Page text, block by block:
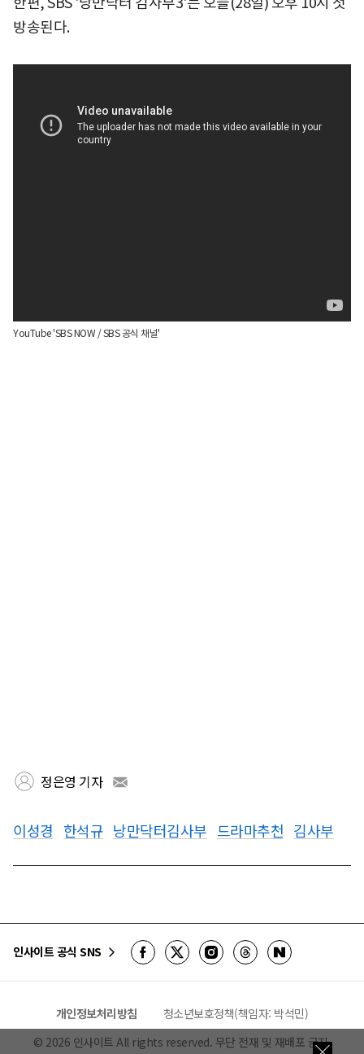
방송된다.
YouTube 'SBS NOW / SBS 공식 채널'
정은영 기자
이성경 한석규 낭만닥터김사부 드라마추천 김사부
인사이트 공식 SNS
개인정보처리방침
청소년보호정책(책임자: 박석민)
© 2026 인사이트 All rights reserved. 무단 전재 및 재배포 금지.